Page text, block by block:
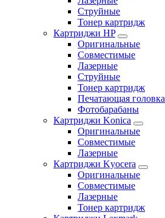
Струйные
Тонер картридж
Картриджи HP
Оригинальные
Совместимые
Лазерные
Струйные
Тонер картридж
Печатающая головка
Фотобарабаны
Картриджи Konica
Оригинальные
Совместимые
Лазерные
Картриджи Kyocera
Оригинальные
Совместимые
Лазерные
Тонер картридж